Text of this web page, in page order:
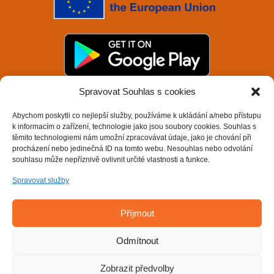
Spravovat Souhlas s cookies
Abychom poskytli co nejlepší služby, používáme k ukládání a/nebo přístupu
k informacím o zařízení, technologie jako jsou soubory cookies. Souhlas s
těmito technologiemi nám umožní zpracovávat údaje, jako je chování při
procházení nebo jedinečná ID na tomto webu. Nesouhlas nebo odvolání
souhlasu může nepříznivě ovlivnit určité vlastnosti a funkce.
Spravovat služby
Příjmout
Odmítnout
Zobrazit předvolby